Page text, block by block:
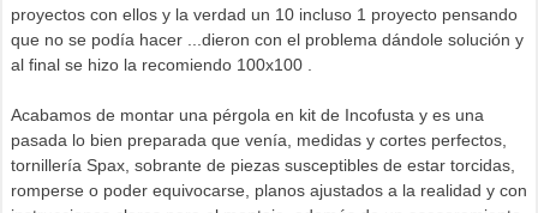
proyectos con ellos y la verdad un 10 incluso 1 proyecto pensando
que no se podía hacer ...dieron con el problema dándole solución y
al final se hizo la recomiendo 100x100 .
Acabamos de montar una pérgola en kit de Incofusta y es una
pasada lo bien preparada que venía, medidas y cortes perfectos,
tornillería Spax, sobrante de piezas susceptibles de estar torcidas,
romperse o poder equivocarse, planos ajustados a la realidad y con